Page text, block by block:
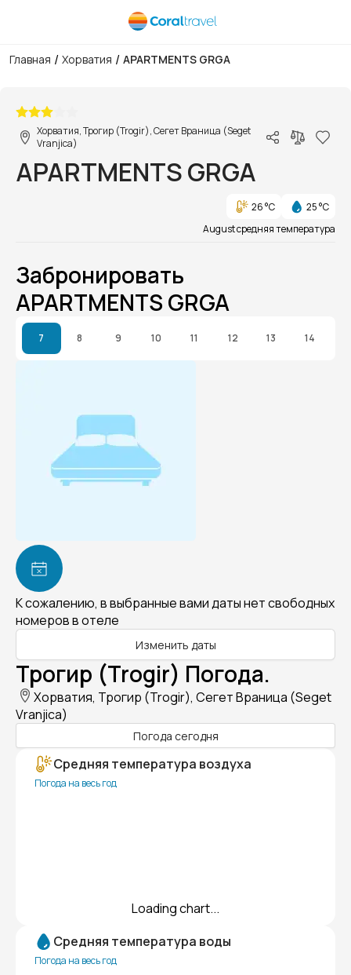
Главная / Хорватия / APARTMENTS GRGA
Хорватия, Трогир (Trogir), Сегет Враница (Seget
Vranjica)
APARTMENTS GRGA
26 °C
25 °C
August средняя температура
Забронировать
APARTMENTS GRGA
7 8 9 10 11 12 13 14
К сожалению, в выбранные вами даты нет свободных
номеров в отеле
Изменить даты
Трогир (Trogir) Погода.
Хорватия, Трогир (Trogir), Сегет Враница (Seget
Vranjica)
Погода сегодня
Средняя температура воздуха
Погода на весь год
Loading chart...
Средняя температура воды
Погода на весь год